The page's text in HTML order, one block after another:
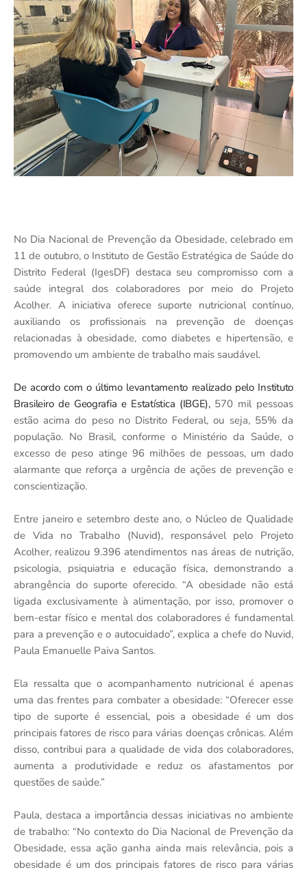
No Dia Nacional de Prevenção da Obesidade, celebrado em
11 de outubro, o Instituto de Gestão Estratégica de Saúde do
Distrito Federal (IgesDF) destaca seu compromisso com a
saúde integral dos colaboradores por meio do Projeto
Acolher. A iniciativa oferece suporte nutricional contínuo,
auxiliando os profissionais na prevenção de doenças
relacionadas à obesidade, como diabetes e hipertensão, e
promovendo um ambiente de trabalho mais saudável.
De acordo com o último levantamento realizado pelo Instituto
Brasileiro de Geografia e Estatística (IBGE), 570 mil pessoas
estão acima do peso no Distrito Federal, ou seja, 55% da
população. No Brasil, conforme o Ministério da Saúde, o
excesso de peso atinge 96 milhões de pessoas, um dado
alarmante que reforça a urgência de ações de prevenção e
conscientização.
Entre janeiro e setembro deste ano, o Núcleo de Qualidade
de Vida no Trabalho (Nuvid), responsável pelo Projeto
Acolher, realizou 9.396 atendimentos nas áreas de nutrição,
psicologia, psiquiatria e educação física, demonstrando a
abrangência do suporte oferecido. “A obesidade não está
ligada exclusivamente à alimentação, por isso, promover o
bem-estar físico e mental dos colaboradores é fundamental
para a prevenção e o autocuidado”, explica a chefe do Nuvid,
Paula Emanuelle Paiva Santos.
Ela ressalta que o acompanhamento nutricional é apenas
uma das frentes para combater a obesidade: “Oferecer esse
tipo de suporte é essencial, pois a obesidade é um dos
principais fatores de risco para várias doenças crônicas. Além
disso, contribui para a qualidade de vida dos colaboradores,
aumenta a produtividade e reduz os afastamentos por
questões de saúde.”
Paula, destaca a importância dessas iniciativas no ambiente
de trabalho: “No contexto do Dia Nacional de Prevenção da
Obesidade, essa ação ganha ainda mais relevância, pois a
obesidade é um dos principais fatores de risco para várias